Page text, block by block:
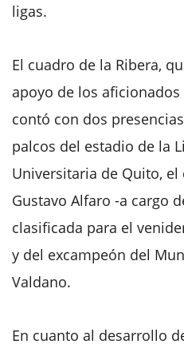
ligas.
El cuadro de la Ribera,
apoyo de los
contó con dos
palcos del estadio de la
Universitaria de Quito,
Gustavo Alfaro -a cargo
clasificada para el
y del excampeón del
Valdano.
En cuanto al desarrollo